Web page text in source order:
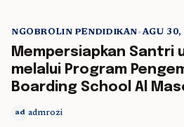
NGOBROLIN PENDIDIKAN•AGU 30,
Mempersiapkan Santri
melalui Program
Boarding School Al
ad admrozi